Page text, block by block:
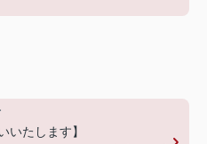
いたします】